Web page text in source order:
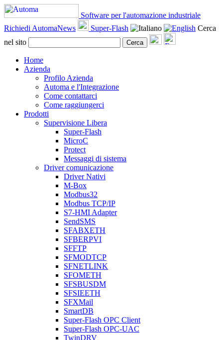
Software per l'automazione industriale
Richiedi AutomaNews
Super-Flash
Cerca
nel sito
Cerca
Home
Azienda
Profilo Azienda
Automa e l'Integrazione
Come contattarci
Come raggiungerci
Prodotti
Supervisione Libera
Super-Flash
MicroC
Protect
Messaggi di sistema
Driver comunicazione
Driver Nativi
M-Box
Modbus32
Modbus TCP/IP
S7-HMI Adapter
SendSMS
SFABXETH
SFBERPVI
SFFTP
SFMODTCP
SFNETLINK
SFOMETH
SFSBUSDM
SFSIEETH
SFXMail
SmartDB
Super-Flash OPC Client
Super-Flash OPC-UAC
TwinDRV